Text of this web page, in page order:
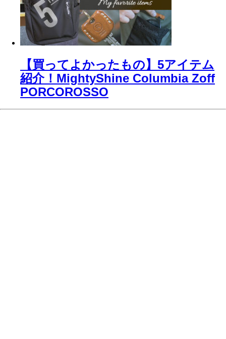
【買ってよかったもの】5アイテム
紹介！MightyShine Columbia Zoff
PORCOROSSO